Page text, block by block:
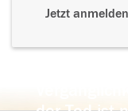
Jetzt